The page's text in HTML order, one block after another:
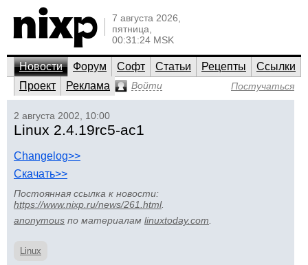
7 августа 2026,
пятница,
00:31:24 MSK
Новости Форум Софт Статьи Рецепты
Ссылки
Проект
Реклама Войти Постучаться
2 августа 2002, 10:00
Linux 2.4.19rc5-ac1
Changelog>>
Скачать>>
Постоянная ссылка к новости:
https://www.nixp.ru/news/261.html.
anonymous по материалам linuxtoday.com
Linux